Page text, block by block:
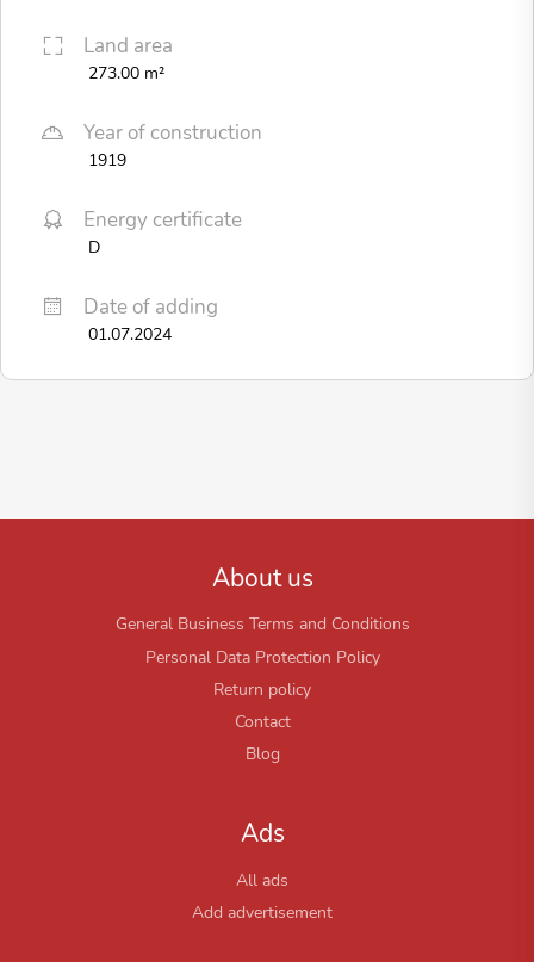
Land area
273.00 m²
Year of construction
1919
Energy certificate
D
Date of adding
01.07.2024
About us
General Business Terms and Conditions
Personal Data Protection Policy
Return policy
Contact
Blog
Ads
All ads
Add advertisement